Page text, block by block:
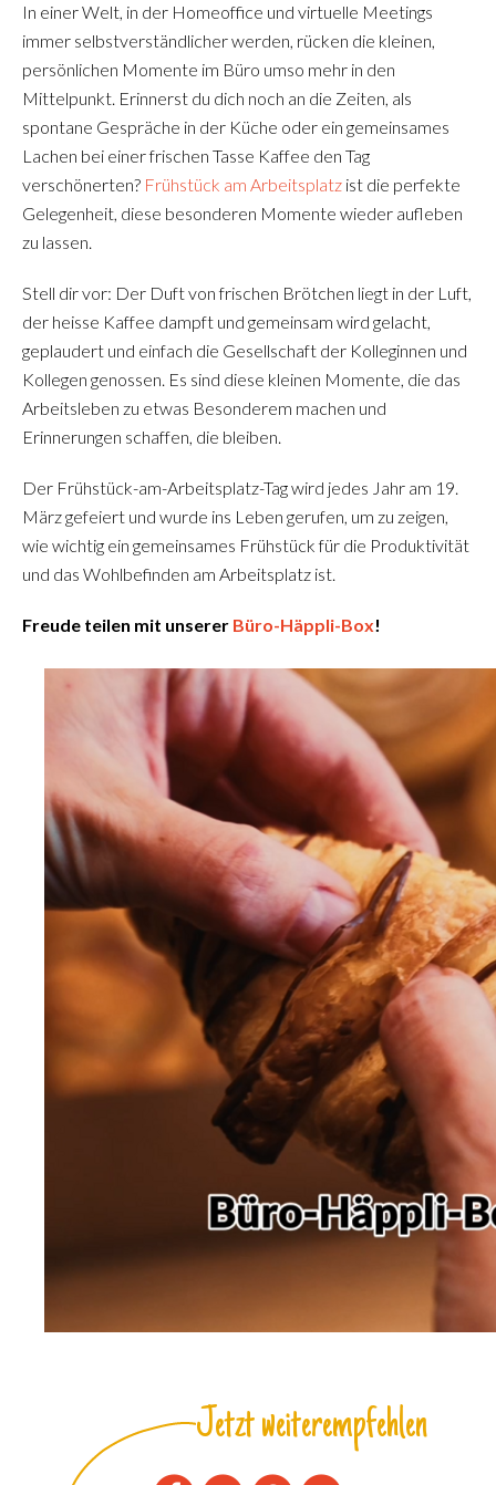
In einer Welt, in der Homeoffice und virtuelle Meetings
immer selbstverständlicher werden, rücken die kleinen,
persönlichen Momente im Büro umso mehr in den
Mittelpunkt. Erinnerst du dich noch an die Zeiten, als
spontane Gespräche in der Küche oder ein gemeinsames
Lachen bei einer frischen Tasse Kaffee den Tag
verschönerten? Frühstück am Arbeitsplatz ist die perfekte
Gelegenheit, diese besonderen Momente wieder aufleben
zu lassen.
Stell dir vor: Der Duft von frischen Brötchen liegt in der Luft,
der heisse Kaffee dampft und gemeinsam wird gelacht,
geplaudert und einfach die Gesellschaft der Kolleginnen und
Kollegen genossen. Es sind diese kleinen Momente, die das
Arbeitsleben zu etwas Besonderem machen und
Erinnerungen schaffen, die bleiben.
Der Frühstück-am-Arbeitsplatz-Tag wird jedes Jahr am 19.
März gefeiert und wurde ins Leben gerufen, um zu zeigen,
wie wichtig ein gemeinsames Frühstück für die Produktivität
und das Wohlbefinden am Arbeitsplatz ist.
Freude teilen mit unserer Büro-Häppli-Box!
Jetzt weiterempfehlen